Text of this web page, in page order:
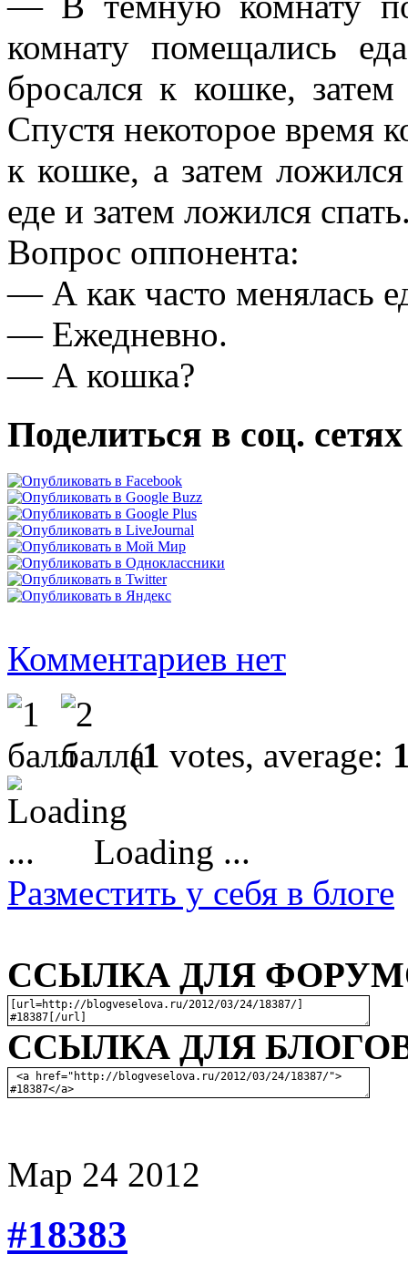
комнату помещались
бросался к кошке,
Спустя некоторое время
к кошке, а затем
еде и затем ложился
Вопрос оппонента:
— А как часто менялась
— Ежедневно.
— А кошка?
Поделиться в соц. сетях
Комментариев нет
(1 votes, average:
Loading ...
Разместить у себя в блоге
ССЫЛКА ДЛЯ
ССЫЛКА ДЛЯ БЛОГОВ
Мар 24 2012
#18383